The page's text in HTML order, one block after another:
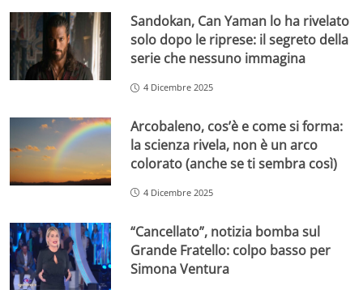
Sandokan, Can Yaman lo ha rivelato
solo dopo le riprese: il segreto della
serie che nessuno immagina
4 Dicembre 2025
Arcobaleno, cos’è e come si forma:
la scienza rivela, non è un arco
colorato (anche se ti sembra così)
4 Dicembre 2025
“Cancellato”, notizia bomba sul
Grande Fratello: colpo basso per
Simona Ventura